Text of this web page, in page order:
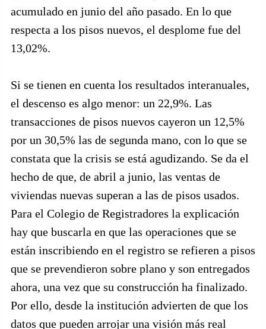
acumulado en junio del año pasado. En lo que
respecta a los pisos nuevos, el desplome fue del
13,02%.
Si se tienen en cuenta los resultados interanuales,
el descenso es algo menor: un 22,9%. Las
transacciones de pisos nuevos cayeron un 12,5%
por un 30,5% las de segunda mano, con lo que se
constata que la crisis se está agudizando. Se da el
hecho de que, de abril a junio, las ventas de
viviendas nuevas superan a las de pisos usados.
Para el Colegio de Registradores la explicación
hay que buscarla en que las operaciones que se
están inscribiendo en el registro se refieren a pisos
que se prevendieron sobre plano y son entregados
ahora, una vez que su construcción ha finalizado.
Por ello, desde la institución advierten de que los
datos que pueden arrojar una visión más real